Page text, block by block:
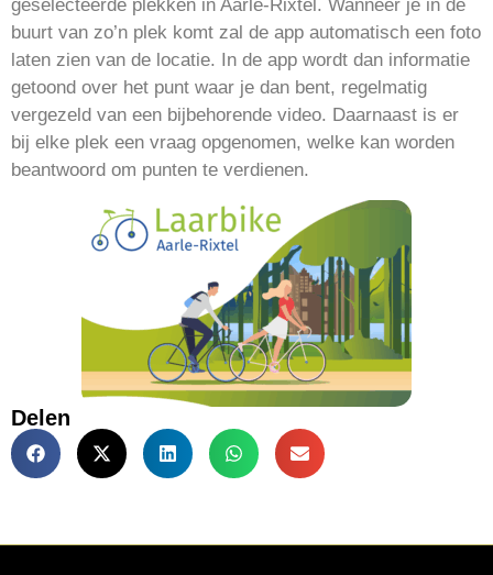
geselecteerde plekken in Aarle-Rixtel. Wanneer je in de
buurt van zo’n plek komt zal de app automatisch een foto
laten zien van de locatie. In de app wordt dan informatie
getoond over het punt waar je dan bent, regelmatig
vergezeld van een bijbehorende video. Daarnaast is er
bij elke plek een vraag opgenomen, welke kan worden
beantwoord om punten te verdienen.
Delen